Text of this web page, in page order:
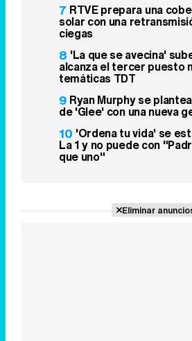
7 RTVE prepara una
solar con una
ciegas
8 'La que se avecina'
alcanza el tercer puesto
temáticas TDT
9 Ryan Murphy se
de 'Glee' con una nueva
10 'Ordena tu vida' se
La 1 y no puede con
que uno"
Eliminar